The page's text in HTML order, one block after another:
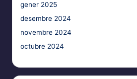
gener 2025
desembre 2024
novembre 2024
octubre 2024